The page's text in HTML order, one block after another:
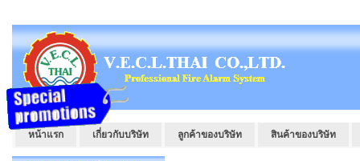
หน้าแรก เกี่ยวกับบริษัท ลูกค้าของบริษัท สินค้าของบริษัท